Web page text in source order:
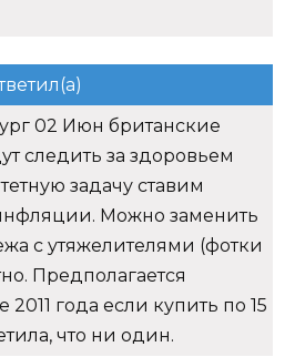
02 Июн британские
следить за здоровьем
задачу ставим
Можно заменить
с утяжелителями (фотки
Предполагается
2011 года если купить по 15
что ни один.